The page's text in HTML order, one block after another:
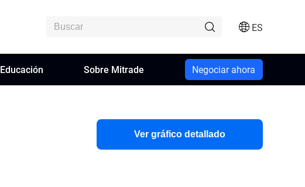
ES
Educación Sobre Mitrade Negociar ahora
Ver gráfico detallado